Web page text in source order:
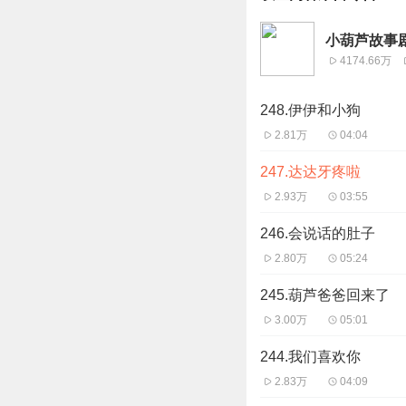
小葫芦故事
4174.66万
248.伊伊和小狗
2.81万 04:04
247.达达牙疼啦
2.93万 03:55
246.会说话的肚子
2.80万 05:24
245.葫芦爸爸回来了
3.00万 05:01
244.我们喜欢你
2.83万 04:09